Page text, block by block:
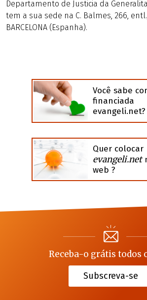
Departamento de Justicia da
tem a sua sede na C. Balmes, 266,
BARCELONA (Espanha).
Você sabe
financiada
evangeli.net?
Quer colocar
evangeli.net
web ?
Receba-o grátis todos
Subscreva-se